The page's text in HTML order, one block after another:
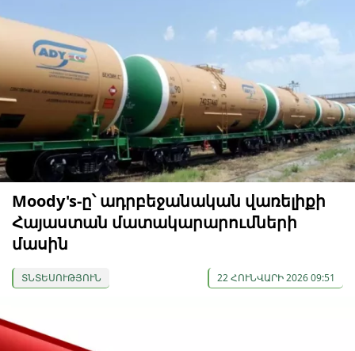
Moody's-ը՝ ադրբեջանական վառելիքի
Հայաստան մատակարարումների
մասին
ՏՆՏԵՍՈՒԹՅՈՒՆ 22 ՀՈՒՆՎԱՐԻ 2026 09:51